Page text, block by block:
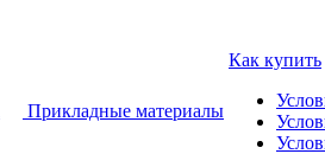
Прикладные материалы
Как купить